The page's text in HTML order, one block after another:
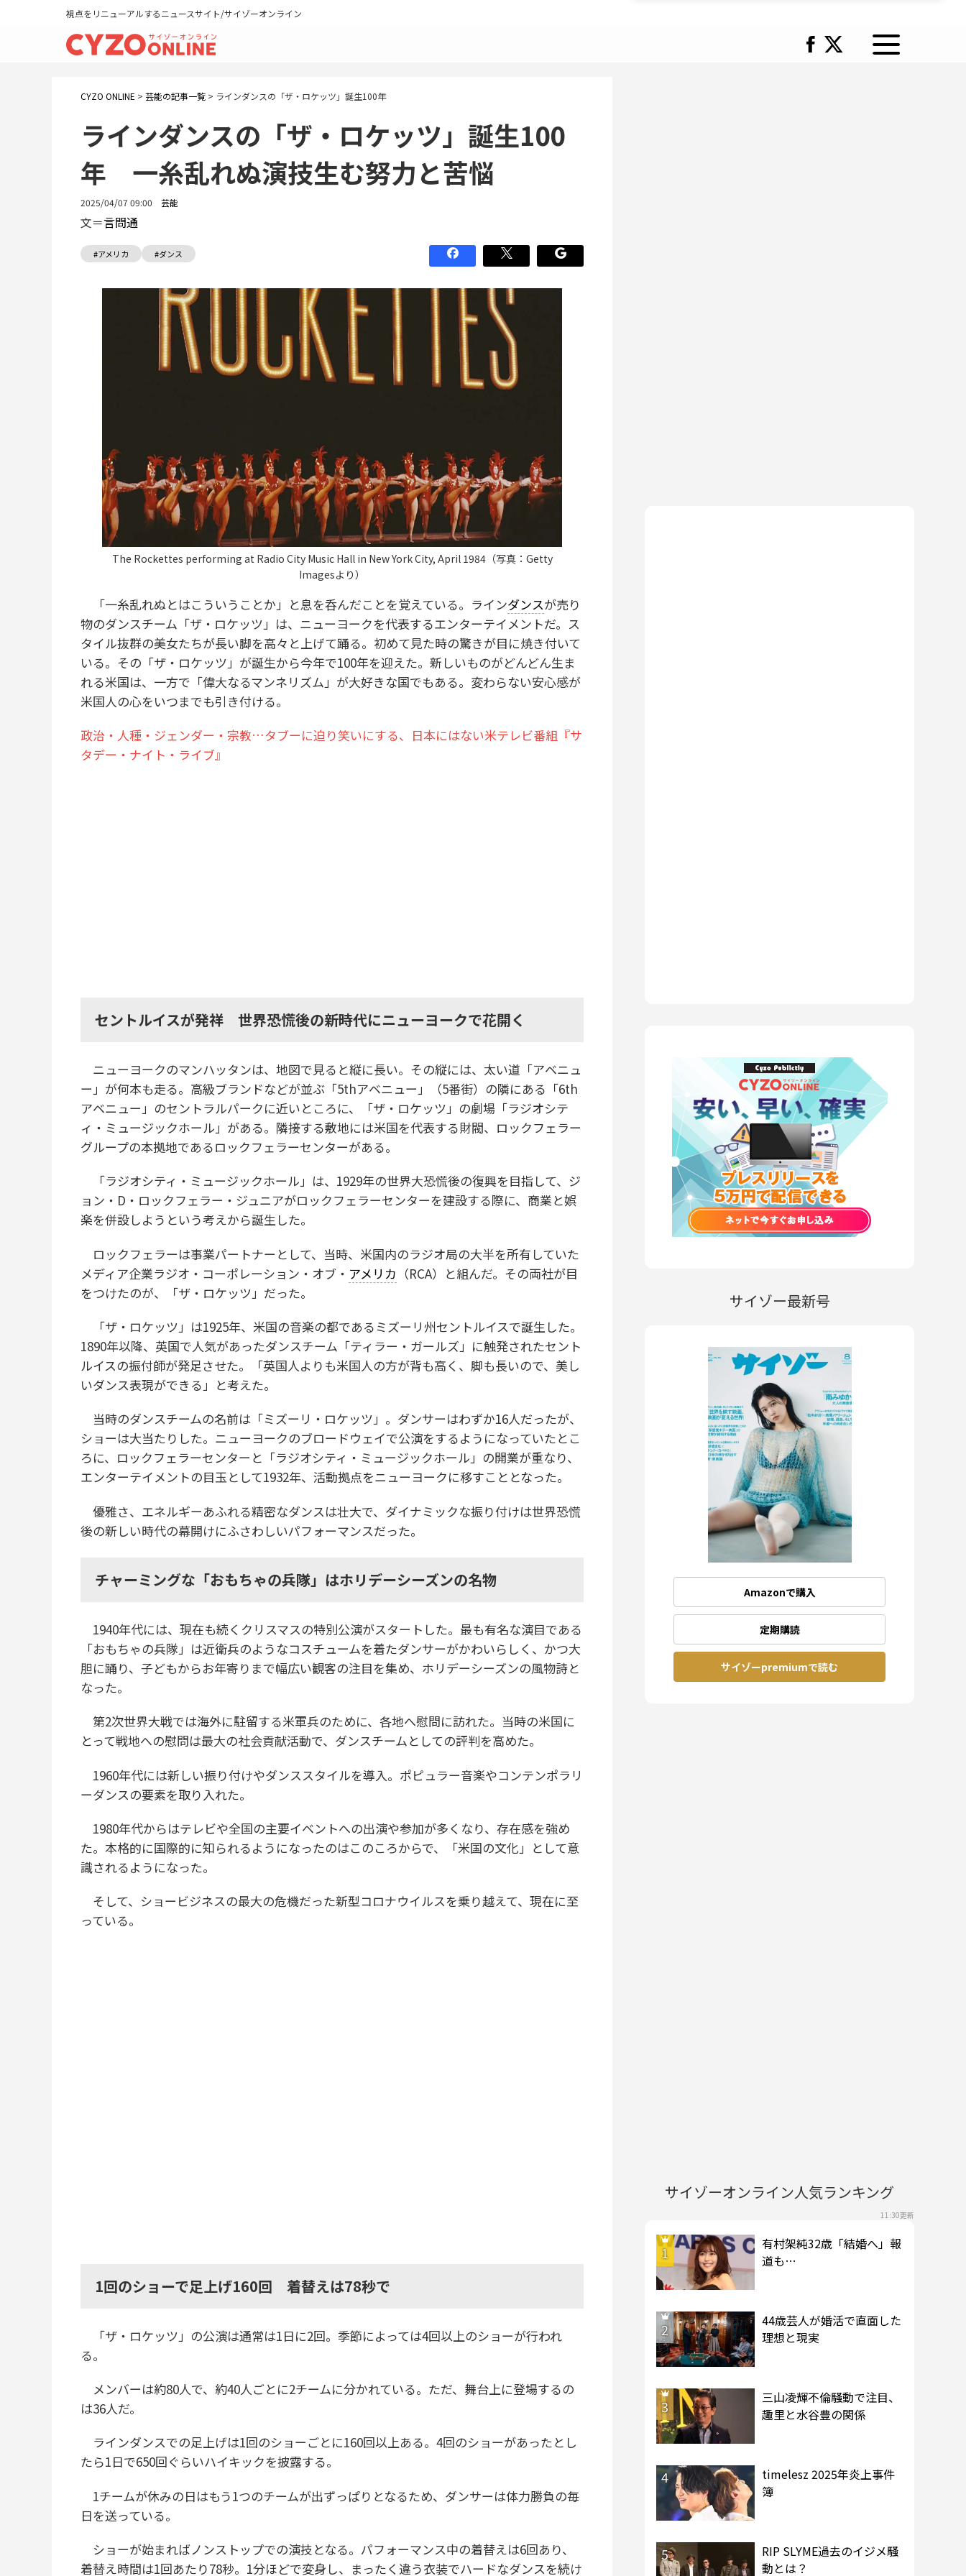
視点をリニューアルするニュースサイト/サイゾーオンライン
CYZO ONLINE > 芸能の記事一覧 > ラインダンスの「ザ・ロケッツ」誕生100年
ラインダンスの「ザ・ロケッツ」誕生100
年 一糸乱れぬ演技生む努力と苦悩
2025/04/07 09:00 芸能
文＝言問通
#アメリカ #ダンス
The Rockettes performing at Radio City Music Hall in New York City, April 1984（写真：Getty
Imagesより）
「一糸乱れぬとはこういうことか」と息を呑んだことを覚えている。ラインダンスが売り
物のダンスチーム「ザ・ロケッツ」は、ニューヨークを代表するエンターテイメントだ。ス
タイル抜群の美女たちが長い脚を高々と上げて踊る。初めて見た時の驚きが目に焼き付いて
いる。その「ザ・ロケッツ」が誕生から今年で100年を迎えた。新しいものがどんどん生ま
れる米国は、一方で「偉大なるマンネリズム」が大好きな国でもある。変わらない安心感が
米国人の心をいつまでも引き付ける。
政治・人種・ジェンダー・宗教…タブーに迫り笑いにする、日本にはない米テレビ番組『サ
タデー・ナイト・ライブ』
セントルイスが発祥 世界恐慌後の新時代にニューヨークで花開く
ニューヨークのマンハッタンは、地図で見ると縦に長い。その縦には、太い道「アベニュ
ー」が何本も走る。高級ブランドなどが並ぶ「5thアベニュー」（5番街）の隣にある「6th
アベニュー」のセントラルパークに近いところに、「ザ・ロケッツ」の劇場「ラジオシテ
ィ・ミュージックホール」がある。隣接する敷地には米国を代表する財閥、ロックフェラー
グループの本拠地であるロックフェラーセンターがある。
「ラジオシティ・ミュージックホール」は、1929年の世界大恐慌後の復興を目指して、ジ
ョン・D・ロックフェラー・ジュニアがロックフェラーセンターを建設する際に、商業と娯
楽を併設しようという考えから誕生した。
ロックフェラーは事業パートナーとして、当時、米国内のラジオ局の大半を所有していた
メディア企業ラジオ・コーポレーション・オブ・ アメリカ （RCA）と組んだ。その両社が目
をつけたのが、「ザ・ロケッツ」だった。
「ザ・ロケッツ」は1925年、米国の音楽の都であるミズーリ州セントルイスで誕生した。
1890年以降、英国で人気があったダンスチーム「ティラー・ガールズ」に触発されたセント
ルイスの振付師が発足させた。「英国人よりも米国人の方が背も高く、脚も長いので、美し
いダンス表現ができる」と考えた。
当時のダンスチームの名前は「ミズーリ・ロケッツ」。ダンサーはわずか16人だったが、
ショーは大当たりした。ニューヨークのブロードウェイで公演をするようになっていたとこ
ろに、ロックフェラーセンターと「ラジオシティ・ミュージックホール」の開業が重なり、
エンターテイメントの目玉として1932年、活動拠点をニューヨークに移すこととなった。
優雅さ、エネルギーあふれる精密なダンスは壮大で、ダイナミックな振り付けは世界恐慌
後の新しい時代の幕開けにふさわしいパフォーマンスだった。
チャーミングな「おもちゃの兵隊」はホリデーシーズンの名物
1940年代には、現在も続くクリスマスの特別公演がスタートした。最も有名な演目である
「おもちゃの兵隊」は近衛兵のようなコスチュームを着たダンサーがかわいらしく、かつ大
胆に踊り、子どもからお年寄りまで幅広い観客の注目を集め、ホリデーシーズンの風物詩と
なった。
第2次世界大戦では海外に駐留する米軍兵のために、各地へ慰問に訪れた。当時の米国に
とって戦地への慰問は最大の社会貢献活動で、ダンスチームとしての評判を高めた。
1960年代には新しい振り付けやダンススタイルを導入。ポピュラー音楽やコンテンポラリ
ーダンスの要素を取り入れた。
1980年代からはテレビや全国の主要イベントへの出演や参加が多くなり、存在感を強め
た。本格的に国際的に知られるようになったのはこのころからで、「米国の文化」として意
識されるようになった。
そして、ショービジネスの最大の危機だった新型コロナウイルスを乗り越えて、現在に至
っている。
1回のショーで足上げ160回 着替えは78秒で
「ザ・ロケッツ」の公演は通常は1日に2回。季節によっては4回以上のショーが行われ
る。
メンバーは約80人で、約40人ごとに2チームに分かれている。ただ、舞台上に登場するの
は36人だ。
ラインダンスでの足上げは1回のショーごとに160回以上ある。4回のショーがあったとし
たら1日で650回ぐらいハイキックを披露する。
1チームが休みの日はもう1つのチームが出ずっぱりとなるため、ダンサーは体力勝負の毎
日を送っている。
ショーが始まればノンストップでの演技となる。パフォーマンス中の着替えは6回あり、
着替え時間は1回あたり78秒。1分ほどで変身し、まったく違う衣装でハードなダンスを続け
サイゾー最新号
Amazonで購入
定期購読
サイゾーpremiumで読む
サイゾーオンライン人気ランキング
11:30更新
1
有村架純32歳「結婚へ」報
道も…
2
44歳芸人が婚活で直面した
理想と現実
3
三山凌輝不倫騒動で注目、
趣里と水谷豊の関係
4
timelesz 2025年炎上事件
簿
5
RIP SLYME過去のイジメ騒
動とは？